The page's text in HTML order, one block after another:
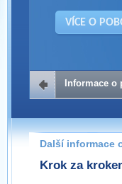
VÍCE O
Pokud máte
prosím
Informace o
Další informace
Krok za